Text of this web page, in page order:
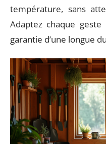
température, sans
Adaptez chaque geste
garantie d’une longue